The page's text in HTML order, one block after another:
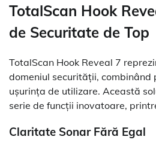
TotalScan Hook
de Securitate de Top
TotalScan Hook Reveal 7
domeniul securității, combinând
ușurința de utilizare. Această
serie de funcții inovatoare,
Claritate Sonar Fără Egal